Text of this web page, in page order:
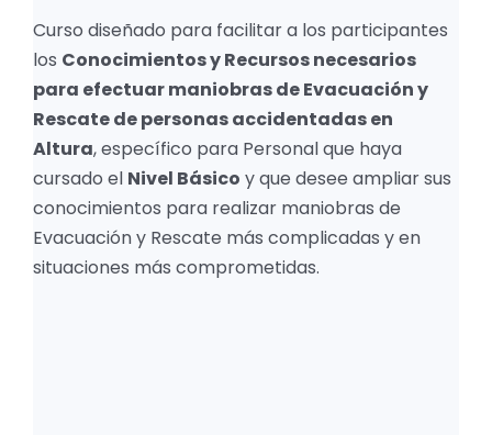
Curso diseñado para facilitar a los participantes
los Conocimientos y Recursos necesarios
para efectuar maniobras de Evacuación y
Rescate de personas accidentadas en
Altura, específico para Personal que haya
cursado el Nivel Básico y que desee ampliar sus
conocimientos para realizar maniobras de
Evacuación y Rescate más complicadas y en
situaciones más comprometidas.